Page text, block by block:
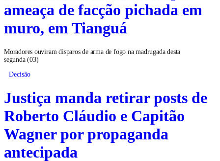
ameaça de facção pichada em
muro, em Tianguá
Moradores ouviram disparos de arma de fogo na madrugada desta
segunda (03)
Decisão
Justiça manda retirar posts de
Roberto Cláudio e Capitão
Wagner por propaganda
antecipada